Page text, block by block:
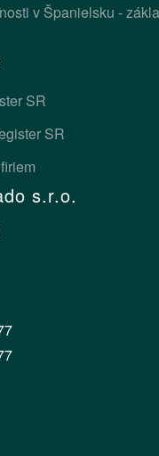
v Španielsku -
SR
SR
s.r.o.